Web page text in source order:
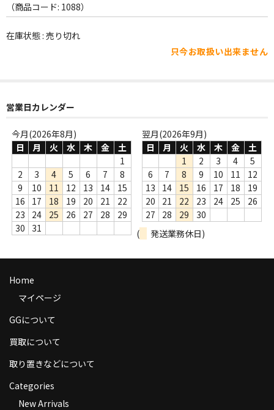
WORLD
その他
Webのみ no.2
Webのみ no.3
Webのみ no.4
売り切れ
商品の発送
お支払い方法
Privacy Policy
（商品コード: 1088）
在庫状態 : 売り切れ
只今お取扱い出来ません
営業日カレンダー
今月(2026年8月)
日
月 火 水 木 金
土
1
2
3 4 5 6 7
8
9
10 11 12 13 14
15
16
17 18 19 20 21
22
23
24 25 26 27 28
29
30
31
翌月(2026年9月)
日
月 火 水 木 金
土
1
2 3 4
5
6
7 8 9 10 11
12
13
14 15 16 17 18
19
20
21 22 23 24 25
26
27
28 29
30
(
発送業務休日)
Home
マイページ
GGについて
買取について
取り置きなどについて
Categories
New Arrivals